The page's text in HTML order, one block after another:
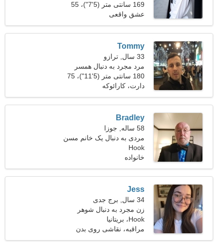
169 سانتی متر (5'7")، 55
کیلوگرم (121 پوند)
عشق واقعی
Tommy
33 سال, ترازو
مرد مجرد به دنبال همسر
180 سانتی متر (5'11")، 75
کیلوگرم (165 پوند)
دارت، کارائوکه
Bradley
58 ساله, جوزا
مردی به دنبال یک خانم مسن
Hook
خانواده
Jess
34 سال, برج جدی
زن مجرد به دنبال شوهر
Hook، بریتانیا
مراقبه، نقاشی روی بدن